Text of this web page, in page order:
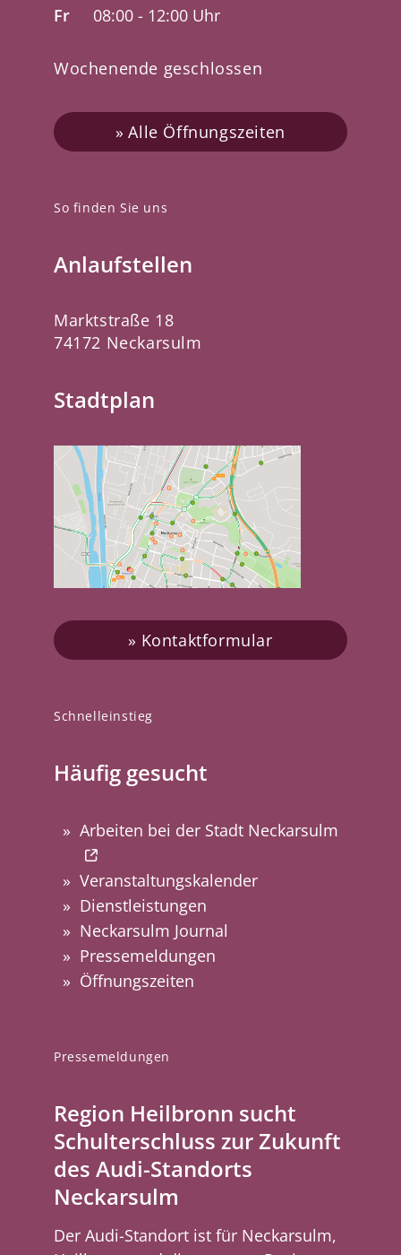
Pressemeldungen
Region Heilbronn sucht
Schulterschluss zur Zukunft
des Audi-Standorts
Neckarsulm
Der Audi-Standort ist für Neckarsulm,
Schnelleinstieg
Häufig gesucht
Arbeiten bei der Stadt Neckarsulm
Veranstaltungskalender
Dienstleistungen
Neckarsulm Journal
Pressemeldungen
Öffnungszeiten
So finden Sie uns
Anlaufstellen
Marktstraße 18
74172 Neckarsulm
Stadtplan
Kontaktformular
Fr
08:00 - 12:00 Uhr
Wochenende geschlossen
Alle Öffnungszeiten